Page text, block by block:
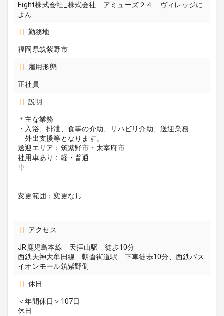
Eight株式会社_株式会社 アミューズ２４ ヴィレッジに
よん
勤務地
福岡県筑紫野市
雇用形態
正社員
説明
＊主な業務
・入浴、排泄、食事の介助、リハビリ介助、送迎業務
外出支援等となります。
送迎エリア：筑紫野市・太宰府市
社用車あり：軽・普通
車
変更範囲：変更なし
アクセス
JR鹿児島本線 天拝山駅 徒歩10分
西鉄天神大牟田線 朝倉街道駅 下車徒歩10分、西鉄バス
イオンモール筑紫野側
休日
＜年間休日＞107日
休日